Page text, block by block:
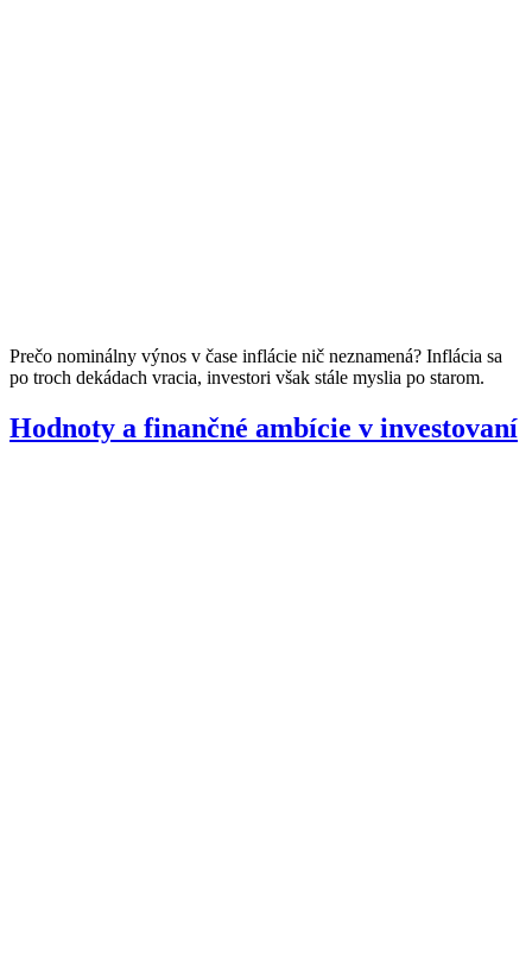
Prečo nominálny výnos v čase inflácie nič neznamená? Inflácia sa
po troch dekádach vracia, investori však stále myslia po starom.
Hodnoty a finančné ambície v investovaní